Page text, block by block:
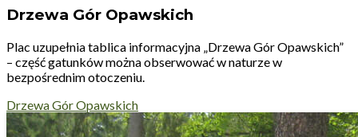
Drzewa Gór Opawskich
Plac uzupełnia tablica informacyjna „Drzewa Gór Opawskich”
– część gatunków można obserwować w naturze w
bezpośrednim otoczeniu.
Drzewa Gór Opawskich